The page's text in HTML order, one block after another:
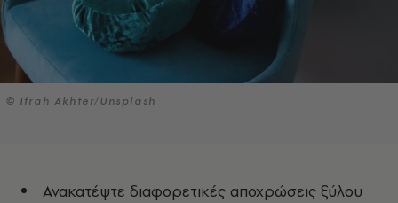
© Ifrah Akhter/Unsplash
Ανακατέψτε διαφορετικές αποχρώσεις ξύλου